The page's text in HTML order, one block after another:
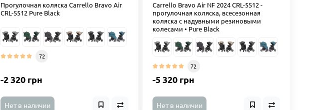
Прогулочная коляска Carrello Bravo Air
CRL-5512 Pure Black
72
-2 320 грн
Нет в наличии
Carrello Bravo Air NF 2024 CRL-5512 -
прогулочная коляска, всесезонная
коляска с надувными резиновыми
колесами • Pure Black
72
-5 320 грн
Нет в наличии